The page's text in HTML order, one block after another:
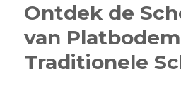
Ontdek de
van
Traditionele